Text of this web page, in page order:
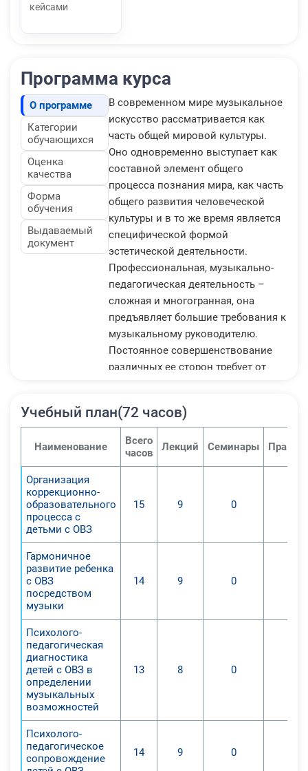
кейсами
Программа курса
О программе
Категории
обучающихся
Оценка
качества
Форма
обучения
Выдаваемый
документ
В современном мире музыкальное
искусство рассматривается как
часть общей мировой культуры.
Оно одновременно выступает как
составной элемент общего
процесса познания мира, как часть
общего развития человеческой
культуры и в то же время является
специфической формой
эстетической деятельности.
Профессиональная, музыкально-
педагогическая деятельность –
сложная и многогранная, она
предъявляет большие требования к
музыкальному руководителю.
Постоянное совершенствование
различных ее сторон требует от
специальными знаниями,
Коррекционно-развивающие
возможности музыкального искус­
дошкольникам с проблемами в
переживаний ребенка, рождает
творческие потребности и способы
обеспечивает всестороннее
Цель данного курса – подготовка
Учебный план(72 часов)
Наименование
Всего
часов
Лекций Семинары
Организация
коррекционно-
образовательного
процесса с
детьми с ОВЗ
15 9 0
Гармоничное
развитие ребенка
с ОВЗ
посредством
музыки
14 9 0
Психолого-
педагогическая
диагностика
детей с ОВЗ в
определении
музыкальных
возможностей
13 8 0
Психолого-
педагогическое
сопровождение
14 9 0